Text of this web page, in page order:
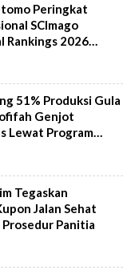
Peringkat
SCImago
Rankings 2026
51% Produksi Gula
Genjot
Lewat Program
Tegaskan
Jalan Sehat
Prosedur Panitia